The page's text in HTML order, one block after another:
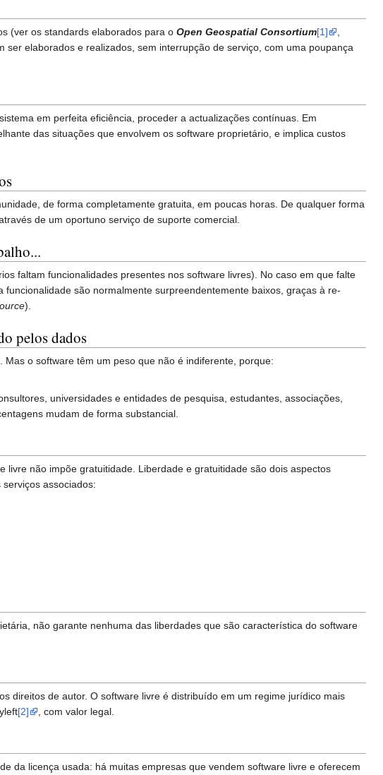
(ver os standards elaborados para o Open Geospatial Consortium[1]
,
elaborados e realizados, sem interrupção de serviço, com uma poupança
em perfeita eficiência, proceder a actualizações contínuas. Em
das situações que envolvem os software proprietário, e implica custos
de forma completamente gratuita, em poucas horas. De qualquer forma
de um oportuno serviço de suporte comercial.
faltam funcionalidades presentes nos software livres). No caso em que falte
são normalmente surpreendentemente baixos, graças à re-
).
pelos dados
o software têm um peso que não é indiferente, porque:
universidades e entidades de pesquisa, estudantes, associações,
mudam de forma substancial.
não impõe gratuitidade. Liberdade e gratuitidade são dois aspectos
associados:
não garante nenhuma das liberdades que são característica do software
direitos de autor. O software livre é distribuído em um regime jurídico mais
[2] , com valor legal.
da licença usada: há muitas empresas que vendem software livre e oferecem